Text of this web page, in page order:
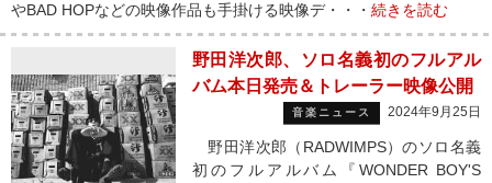
やBAD HOPなどの映像作品も手掛ける映像デ・・・ 続きを読む
野田洋次郎、ソロ名義初のフルアル
バム本日発売＆トレーラー映像公開
音楽ニュース 2024年9月25日
野田洋次郎（RADWIMPS）のソロ名義
初のフルアルバム『WONDER BOY'S